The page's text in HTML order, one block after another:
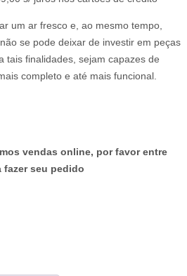
um ar fresco e, ao mesmo tempo,
se pode deixar de investir em peças
tais finalidades, sejam capazes de
completo e até mais funcional.
vendas online, por favor entre
seu pedido